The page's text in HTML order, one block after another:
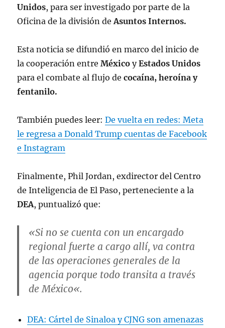
Unidos, para ser investigado por parte de la
Oficina de la división deAsuntos Internos.
Esta noticia se difundió en marco del inicio de
la cooperación entreMéxicoyEstados Unidos
para el combate al flujo decocaína, heroína y
fentanilo.
También puedes leer:De vuelta en redes: Meta
le regresa a Donald Trump cuentas de Facebook
e Instagram
Finalmente, Phil Jordan, exdirector del Centro
de Inteligencia de El Paso, perteneciente a la
DEA, puntualizó que:
«Si no se cuenta con un encargado
regional fuerte a cargo allí, va contra
de las operaciones generales de la
agencia porque todo transita a través
de México«.
DEA: Cártel de Sinaloa y CJNG son amenazas